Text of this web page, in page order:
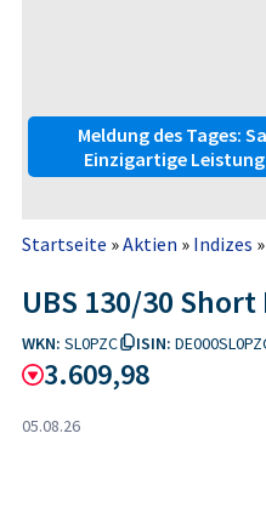
Meldung des Tages:
Einzigartige
Startseite »Aktien » Indizes »
UBS 130/30
WKN: SL0PZC ISIN:
3.609,98
05.08.26